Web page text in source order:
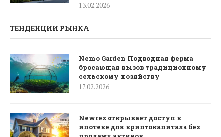
13.02.2026
ТЕНДЕНЦИИ РЫНКА
Nemo Garden Подводная ферма
бросающая вызов традиционному
сельскому хозяйству
17.02.2026
Newrez открывает доступ к
ипотеке для криптокапитала без